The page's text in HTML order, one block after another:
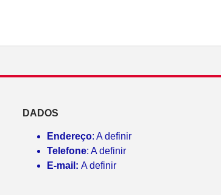
DADOS
Endereço: A definir
Telefone: A definir
E-mail: A definir